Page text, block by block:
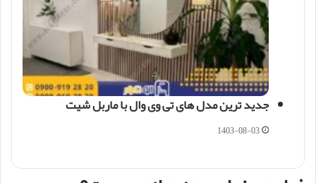
جدید ترین مدل های تی وی وال با ماربل شیت
1403-08-03